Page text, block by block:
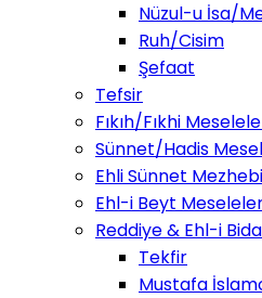
Nüzul-u İsa/
Ruh/Cisim
Şefaat
Tefsir
Fıkıh/Fıkhi
Sünnet/Hadis
Ehli Sünnet Mezhebi
Ehl-i Beyt
Reddiye & Ehl-i
Tekfir
Mustafa